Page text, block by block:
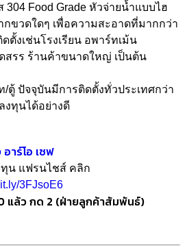
Food Grade หัวจ่ายน้ำแบบไฮ
ขวดใดๆ เพื่อความสะอาดที่มากกว่า
ตั้งเช่นโรงเรียน อพาร์ทเม้น
สรร ร้านค้าขนาดใหญ่ เป็นต้น
/ตู้ ปัจจุบันมีการติดตั้งทั่วประเทศกว่า
งทุนได้อย่างดี
าร์โอ เซฟ
ทุน แฟรนไชส์ คลิก
3FJsoE6
แล้ว กด 2 (ฝ่ายลูกค้าสัมพันธ์)